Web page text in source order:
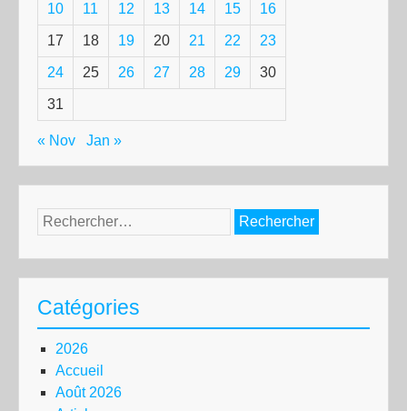
10 11 12 13 14 15 16
17 18 19 20 21 22 23
24 25 26 27 28 29 30
31
« Nov Jan »
Rechercher :
Catégories
2026
Accueil
Août 2026